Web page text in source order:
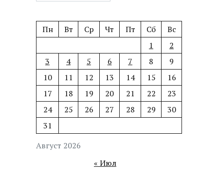
Август 2026
Пн Вт Ср Чт Пт Сб
Вс
1
2
3
4 5 6 7 8
9
10
11 12 13 14 15
16
17
18 19 20 21 22
23
24
25 26 27 28 29
30
31
« Июл